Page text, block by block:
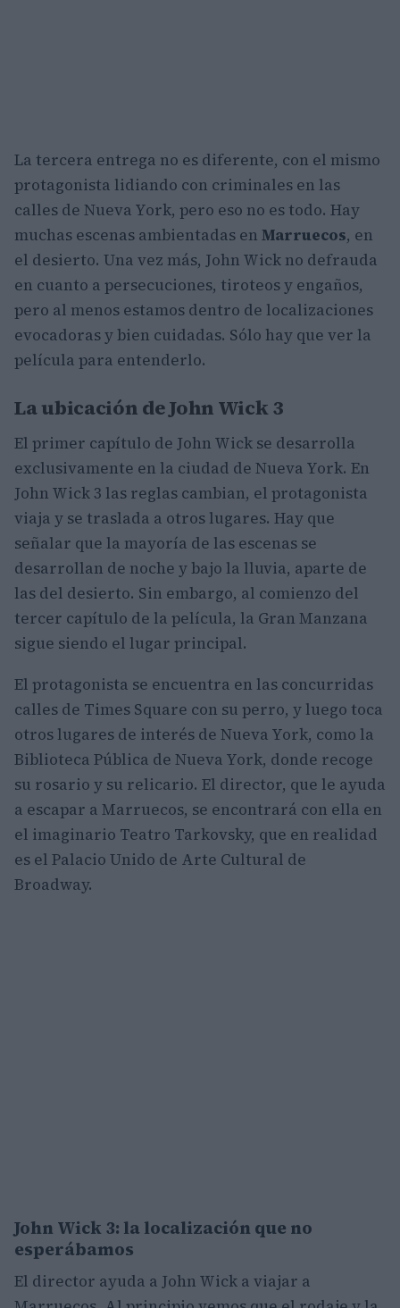
La tercera entrega no es diferente, con el mismo
protagonista lidiando con criminales en las
calles de Nueva York, pero eso no es todo. Hay
muchas escenas ambientadas en Marruecos, en
el desierto. Una vez más, John Wick no defrauda
en cuanto a persecuciones, tiroteos y engaños,
pero al menos estamos dentro de localizaciones
evocadoras y bien cuidadas. Sólo hay que ver la
película para entenderlo.
La ubicación de John Wick 3
El primer capítulo de John Wick se desarrolla
exclusivamente en la ciudad de Nueva York. En
John Wick 3 las reglas cambian, el protagonista
viaja y se traslada a otros lugares. Hay que
señalar que la mayoría de las escenas se
desarrollan de noche y bajo la lluvia, aparte de
las del desierto. Sin embargo, al comienzo del
tercer capítulo de la película, la Gran Manzana
sigue siendo el lugar principal.
El protagonista se encuentra en las concurridas
calles de Times Square con su perro, y luego toca
otros lugares de interés de Nueva York, como la
Biblioteca Pública de Nueva York, donde recoge
su rosario y su relicario. El director, que le ayuda
a escapar a Marruecos, se encontrará con ella en
el imaginario Teatro Tarkovsky, que en realidad
es el Palacio Unido de Arte Cultural de
Broadway.
John Wick 3: la localización que no
esperábamos
El director ayuda a John Wick a viajar a